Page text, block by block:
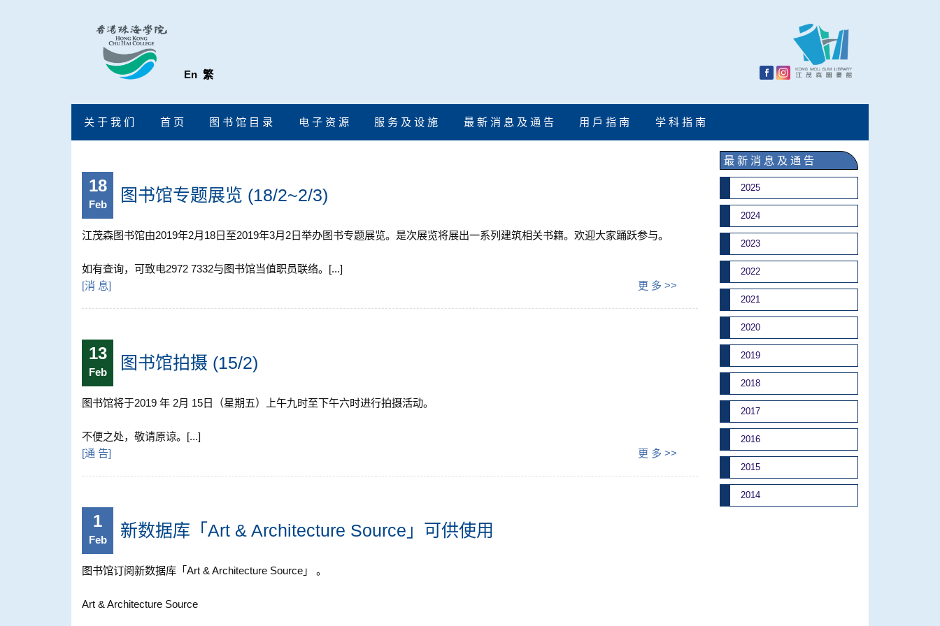
En 繁
关 于 我 们 首 页 图 书 馆 目 录 电 子 资 源 服 务 及 设 施 最 新 消 息 及 通 告 用 戶 指 南 学 科 指 南
18
Feb 图书馆专题展览 (18/2~2/3)
江茂森图书馆由2019年2月18日至2019年3月2日举办图书专题展览。是次展览将展出一系列建筑相关书籍。欢迎大家踊跃参与。
如有查询，可致电2972 7332与图书馆当值职员联络。[...]
[消 息] 更 多 >>
13
Feb 图书馆拍摄 (15/2)
图书馆将于2019 年 2月 15日（星期五）上午九时至下午六时进行拍摄活动。
不便之处，敬请原谅。[...]
[通 告] 更 多 >>
1
Feb 新数据库「Art & Architecture Source」可供使用
图书馆订阅新数据库「Art & Architecture Source」 。
Art & Architecture Source
最 新 消 息 及 通 告
2025
2024
2023
2022
2021
2020
2019
2018
2017
2016
2015
2014